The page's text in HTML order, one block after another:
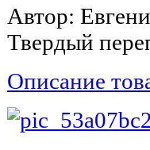
Автор:
Твердый
Описание